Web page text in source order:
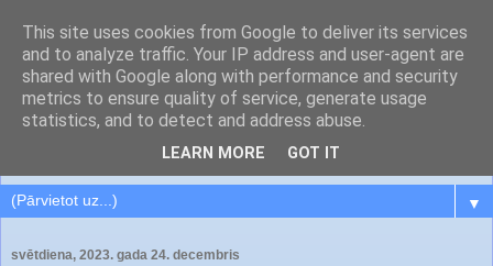
▼
svētdiena, 2023. gada 24. decembris
This site uses cookies from Google to deliver its services
and to analyze traffic. Your IP address and user-agent are
shared with Google along with performance and security
metrics to ensure quality of service, generate usage
statistics, and to detect and address abuse.
LEARN MORE GOT IT